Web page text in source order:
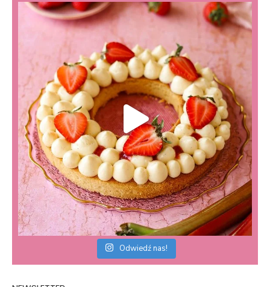
Odwiedź nas!